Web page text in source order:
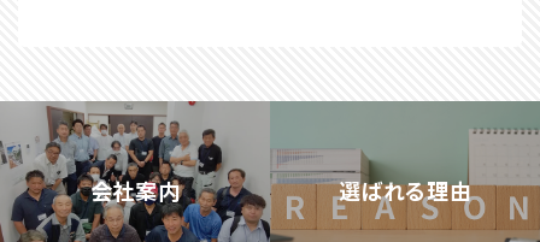
会社案内 選ばれる理由